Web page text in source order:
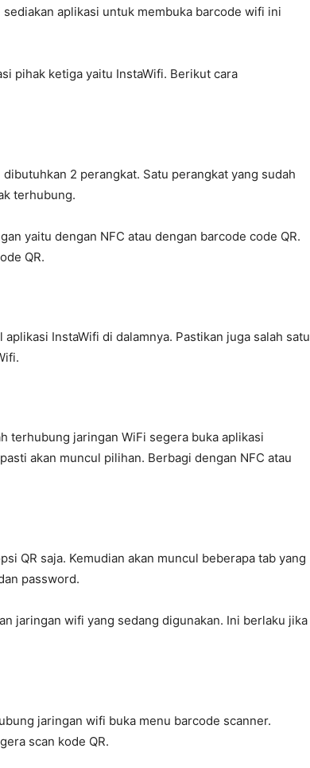
aplikasi untuk membuka barcode wifi ini
pihak ketiga yaitu InstaWifi. Berikut cara
2 perangkat. Satu perangkat yang sudah
terhubung.
yaitu dengan NFC atau dengan barcode code QR.
QR.
InstaWifi di dalamnya. Pastikan juga salah satu
terhubung jaringan WiFi segera buka aplikasi
akan muncul pilihan. Berbagi dengan NFC atau
QR saja. Kemudian akan muncul beberapa tab yang
password.
jaringan wifi yang sedang digunakan. Ini berlaku jika
jaringan wifi buka menu barcode scanner.
scan kode QR.